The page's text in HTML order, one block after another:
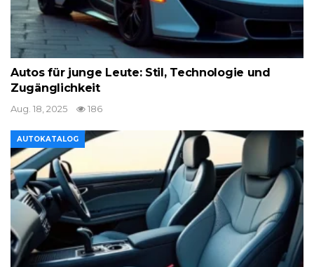
Autos für junge Leute: Stil, Technologie und
Zugänglichkeit
Aug. 18, 2025 186
AUTOKATALOG